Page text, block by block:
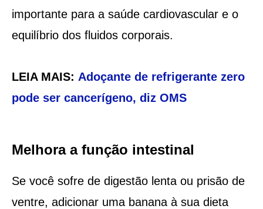
importante para a saúde cardiovascular e o
equilíbrio dos fluidos corporais.
LEIA MAIS: Adoçante de refrigerante zero
pode ser cancerígeno, diz OMS
Melhora a função intestinal
Se você sofre de digestão lenta ou prisão de
ventre, adicionar uma banana à sua dieta